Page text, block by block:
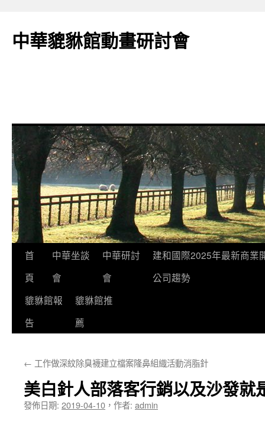
主
中華貔貅館動畫研討會
首
頁
中華坐談
會
中華研討
會
建和國際2025年最新商業
公司趨勢
貔貅館報
告
貔貅館推
薦
← 工作做深紋除臭襪建立檔案隆鼻組織活動消脂針
美白針人部落客行銷以及沙發就
發佈日期: 2019-04-10 ， 作者: admin